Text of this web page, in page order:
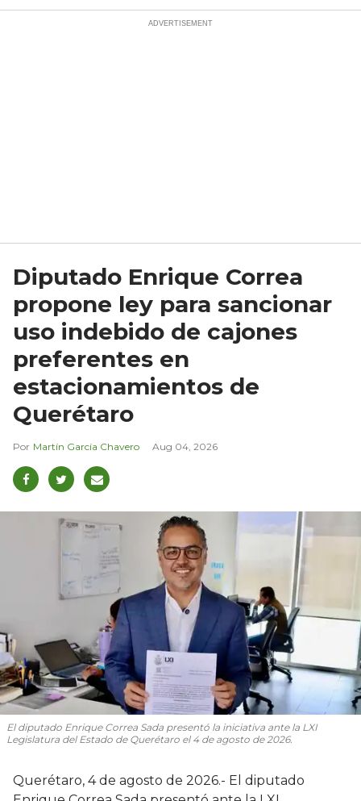
Diputado Enrique Correa
propone ley para sancionar
uso indebido de cajones
preferentes en
estacionamientos de
Querétaro
Martín García Chavero Aug 04, 2026
El diputado Enrique Correa Sada presentó la iniciativa ante la LXI
Legislatura del Estado de Querétaro el 4 de agosto de 2026.
Querétaro, 4 de agosto de 2026.- El diputado